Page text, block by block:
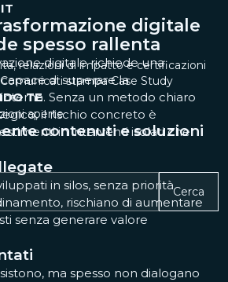
relazioni di impatto e certificazioni
Comunicati stampa Case Study
TE
aperte
contenuti e soluzioni
Cerca
digitale
spesso rallenta
digitale richiede una
di superare la
Senza un metodo chiaro
il rischio concreto è
in interventi isolati che
in silos, senza priorità
rischiano di aumentare
senza generare valore
ma spesso non dialogano